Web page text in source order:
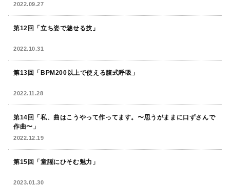
2022.09.27
第12回「立ち姿で魅せる技」
2022.10.31
第13回「BPM200以上で使える腹式呼吸」
2022.11.28
第14回「私、曲はこうやって作ってます。〜思うがままに口ずさんで
作曲〜」
2022.12.19
第15回「童謡にひそむ魅力」
2023.01.30